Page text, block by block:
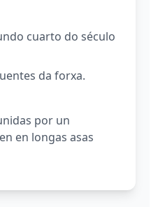
cuarto do século
da forxa.
por un
en longas asas